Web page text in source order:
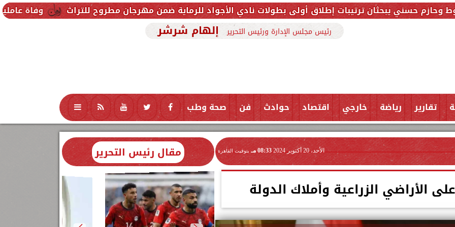
وفاة عاملين متأثرين ترتيبات إطلاق أولى بطولات نادي الأجواد للرماية ضمن مهرجان مطروح للتراث
رئيس مجلس الإدارة ورئيس التحرير إلهام شرشر
تقارير رياضة خارجي اقتصاد حوادث فن صحة وطب تكنولوجيا منوعات محافظات
الأحد، 20 أكتوبر 2024 08:33 مـ بتوقيت القاهرة مقال رئيس التحرير